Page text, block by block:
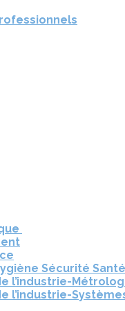
Sécurité
l’industrie-
l’industrie-